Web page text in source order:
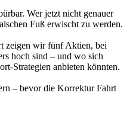
Wer jetzt nicht genauer
Fuß erwischt zu werden.
zeigen wir fünf Aktien, bei
hoch sind – und wo sich
Strategien anbieten könnten.
– bevor die Korrektur Fahrt